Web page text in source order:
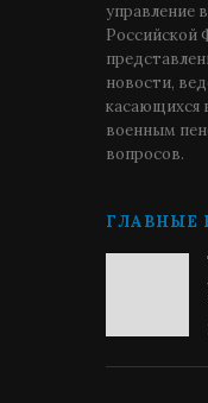
управление
Российской
новости,
касающихся
военным
вопросов.
ГЛАВНЫЕ